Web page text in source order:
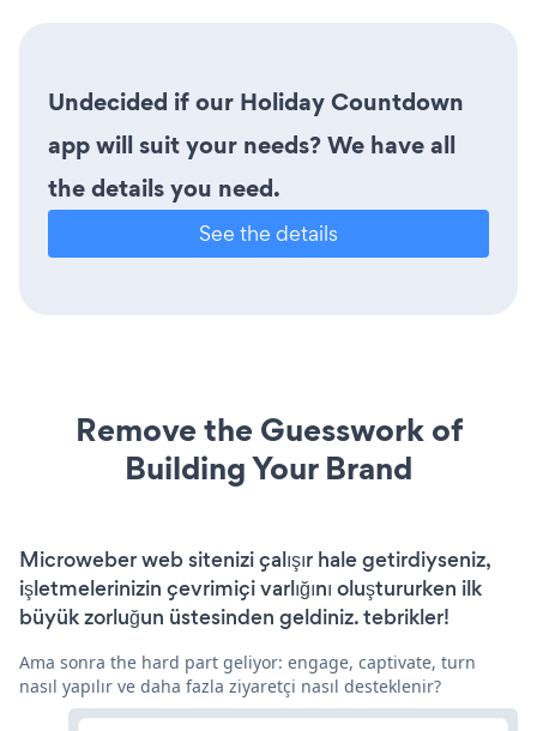
Undecided if our Holiday Countdown
app will suit your needs? We have all
the details you need.
See the details
Remove the Guesswork of
Building Your Brand
Microweber web sitenizi çalışır hale getirdiyseniz,
işletmelerinizin çevrimiçi varlığını oluştururken ilk
büyük zorluğun üstesinden geldiniz. tebrikler!
Ama sonra the hard part geliyor: engage, captivate, turn
nasıl yapılır ve daha fazla ziyaretçi nasıl desteklenir?